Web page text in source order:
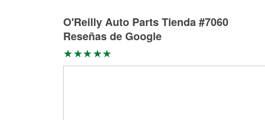
O'Reilly Auto Parts Tienda #7060
Reseñas de Google